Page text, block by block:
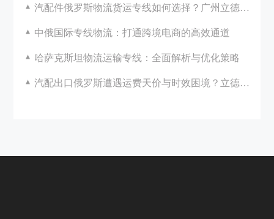
汽配件俄罗斯物流货运专线如何选择？广州立德国际物流一站式解决方案解析
中俄国际专线物流：打通跨境电商的高效通道
哈萨克斯坦物流运输专线：全面解析与优化策略
汽配出口俄罗斯遭遇运费天价与时效困境？立德国际助您破局！